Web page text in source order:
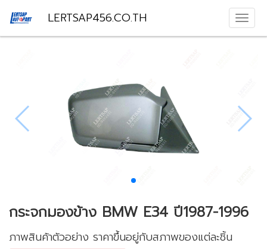
LERTSAP456.CO.TH
กระจกมองข้าง BMW E34 ปี1987-1996
ภาพสินค้าตัวอย่าง ราคาขึ้นอยู่กับสภาพของแต่ละชิ้น